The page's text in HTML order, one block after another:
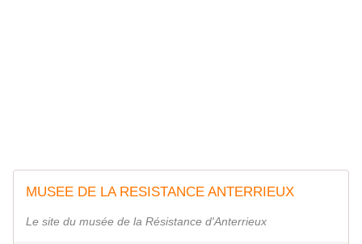
MUSEE DE LA RESISTANCE ANTERRIEUX
Le site du musée de la Résistance d'Anterrieux